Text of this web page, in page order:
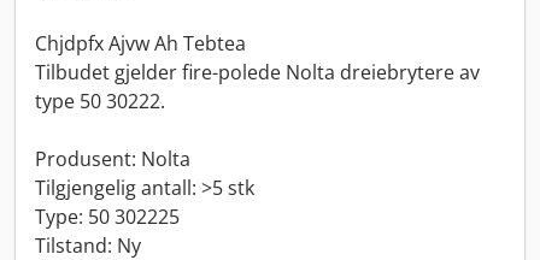
Chjdpfx Ajvw Ah Tebtea
Tilbudet gjelder fire-polede Nolta dreiebrytere av
type 50 30222.
Produsent: Nolta
Tilgjengelig antall: >5 stk
Type: 50 302225
Tilstand: Ny